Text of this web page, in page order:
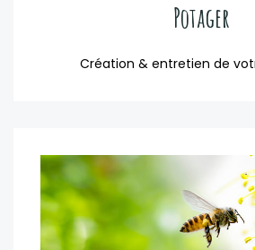
Potager
Création & entretien de